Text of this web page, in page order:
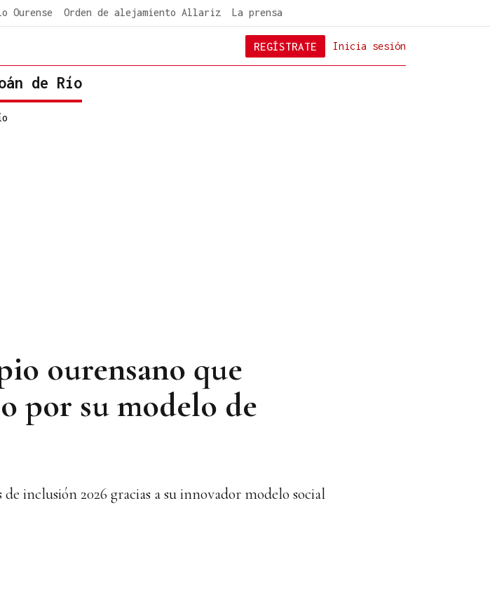
Ourense Orden de alejamiento Allariz La prensa
Inicia sesión
REGÍSTRATE
de Río
ourensano que
por su modelo de
inclusión 2026 gracias a su innovador modelo social